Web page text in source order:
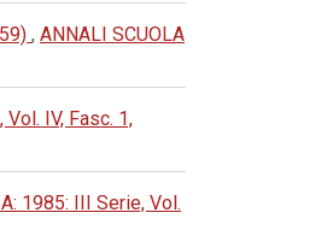
, ANNALI SCUOLA
Vol. IV, Fasc. 1,
1985: III Serie, Vol.